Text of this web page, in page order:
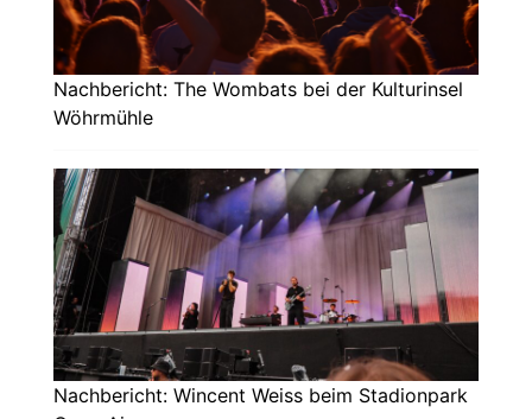
Nachbericht: The Wombats bei der Kulturinsel
Wöhrmühle
Nachbericht: Wincent Weiss beim Stadionpark